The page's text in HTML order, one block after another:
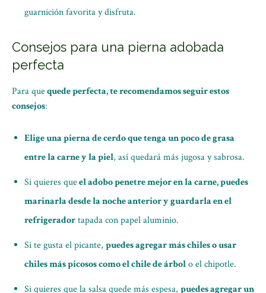
guarnición favorita y disfruta.
Consejos para una pierna adobada
perfecta
Para quequede perfecta, te recomendamos seguir estos
consejos:
Elige una pierna de cerdo que tenga un poco de grasa
entre la carne y la piel, así quedará más jugosa y sabrosa.
Si quieres queel adobo penetre mejor en la carne, puedes
marinarla desde la noche anterior y guardarla en el
refrigeradortapada con papel aluminio.
Si te gusta el picante, puedes agregar más chiles o usar
chiles más picosos como el chile de árbolo el chipotle.
Si quieres que la salsa quede más espesa, puedes agregar un